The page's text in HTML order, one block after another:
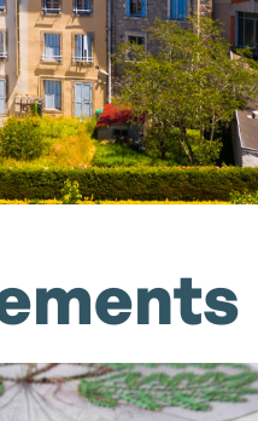
» Evènements